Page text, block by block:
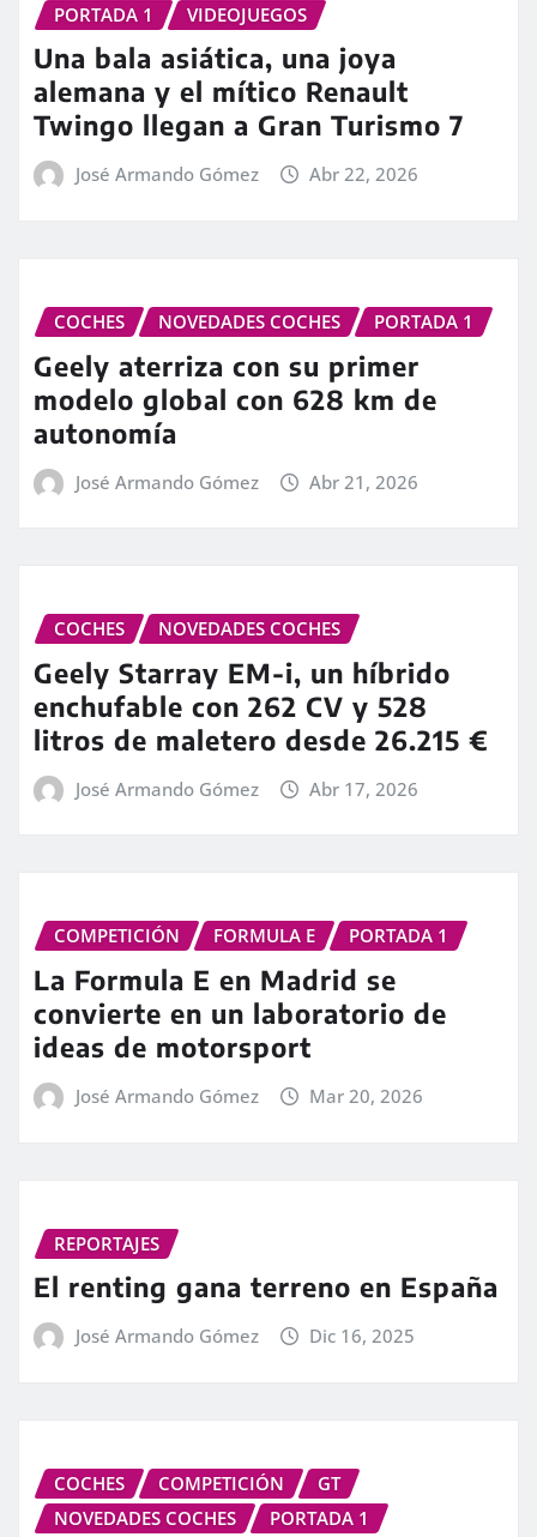
PORTADA 1 VIDEOJUEGOS
Una bala asiática, una joya
alemana y el mítico Renault
Twingo llegan a Gran Turismo 7
José Armando Gómez Abr 22, 2026
COCHES NOVEDADES COCHES PORTADA 1
Geely aterriza con su primer
modelo global con 628 km de
autonomía
José Armando Gómez Abr 21, 2026
COCHES NOVEDADES COCHES
Geely Starray EM-i, un híbrido
enchufable con 262 CV y 528
litros de maletero desde 26.215 €
José Armando Gómez Abr 17, 2026
COMPETICIÓN FORMULA E PORTADA 1
La Formula E en Madrid se
convierte en un laboratorio de
ideas de motorsport
José Armando Gómez Mar 20, 2026
REPORTAJES
El renting gana terreno en España
José Armando Gómez Dic 16, 2025
COCHES COMPETICIÓN
GT
NOVEDADES COCHES
PORTADA 1